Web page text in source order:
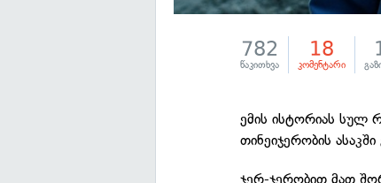
782
წაკითხვა
18
კომენტარი
ემის ისტორიას სულ
თინეიჯერობის
ჯერ-ჯერობით მათ